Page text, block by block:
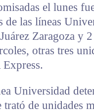
el lunes
de las líneas
Zaragoza y
otras tres
Universidad
trató de unidades